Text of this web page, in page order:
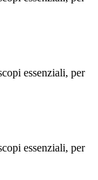
essenziali, per
essenziali, per